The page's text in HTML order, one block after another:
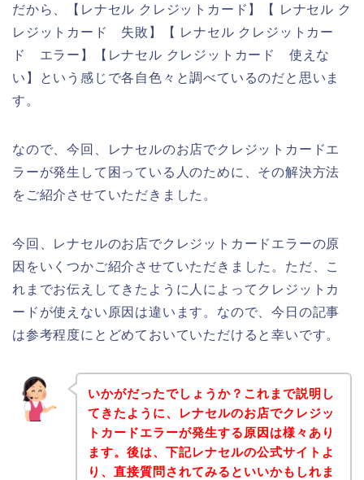
だから、【レナセル クレジットカード】【 レナセル ク
レジットカード 失敗】【 レナセル クレジットカー
ド エラー】【レナセル クレジットカード 使えな
い】という感じで各自色々と調べているのだと思いま
す。
なので、今回、レナセルのお店でクレジットカードエ
ラーが発生して困っている人のために、その解決方法
をご紹介させていただきました。
今回、レナセルのお店でクレジットカードエラーの原
因をいくつかご紹介させていただきました。ただ、こ
れまでお伝えしてきたように人によってクレジットカ
ードが使えない原因は違います。なので、今日の記事
は参考程度にとどめておいていただけると幸いです。
いかがだったでしょうか？これまで説明し
てきたように、レナセルのお店でクレジッ
トカードエラーが発生する原因は様々あり
ます。後は、下記レナセルの公式サイトよ
り、直接質問されてみるといいかもしれま